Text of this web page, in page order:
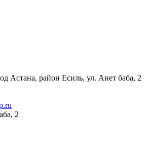
Астана, район Есиль, ул. Анет баба, 2
2